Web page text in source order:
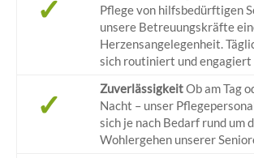
✓
Pflege von hilfsbedürftigen
unsere Betreuungskräfte
Herzensangelegenheit.
sich routiniert und engagiert
✓ ZuverlässigkeitOb am Tag
Nacht – unser
sich je nach Bedarf rund um
Wohlergehen unserer